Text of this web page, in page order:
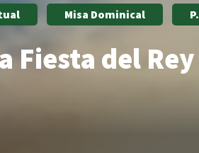
Misa Dominical
Fiesta del Rey